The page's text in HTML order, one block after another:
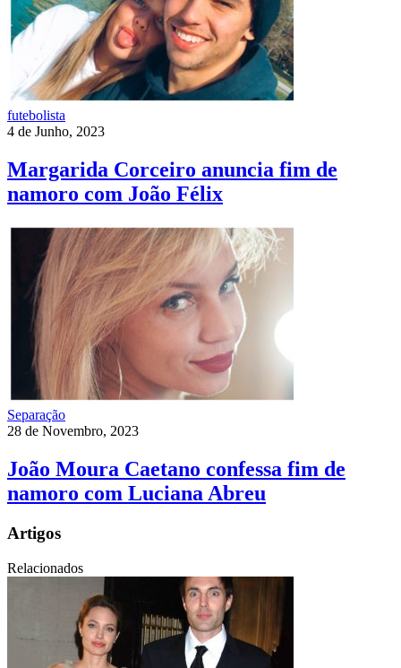
futebolista
4 de Junho, 2023
Margarida Corceiro anuncia fim de
namoro com João Félix
Separação
28 de Novembro, 2023
João Moura Caetano confessa fim de
namoro com Luciana Abreu
Artigos
Relacionados